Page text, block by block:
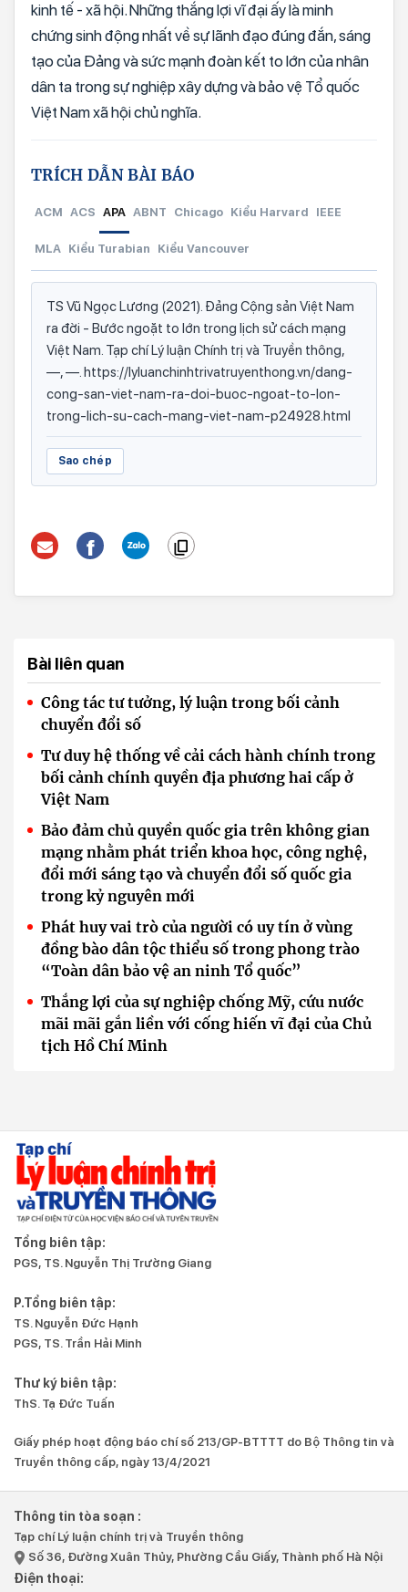
kinh tế - xã hội. Những thắng lợi vĩ đại ấy là minh
chứng sinh động nhất về sự lãnh đạo đúng đắn, sáng
tạo của Đảng và sức mạnh đoàn kết to lớn của nhân
dân ta trong sự nghiệp xây dựng và bảo vệ Tổ quốc
Việt Nam xã hội chủ nghĩa.
TRÍCH DẪN BÀI BÁO
ACM ACS APA ABNT Chicago Kiểu Harvard IEEE
MLA Kiểu Turabian Kiểu Vancouver
TS Vũ Ngọc Lương (2021). Đảng Cộng sản Việt Nam
ra đời - Bước ngoặt to lớn trong lịch sử cách mạng
Việt Nam. Tạp chí Lý luận Chính trị và Truyền thông,
—, —. https://lyluanchinhtrivatruyenthong.vn/dang-
cong-san-viet-nam-ra-doi-buoc-ngoat-to-lon-
trong-lich-su-cach-mang-viet-nam-p24928.html
Sao chép
Bài liên quan
Công tác tư tưởng, lý luận trong bối cảnh
chuyển đổi số
Tư duy hệ thống về cải cách hành chính trong
bối cảnh chính quyền địa phương hai cấp ở
Việt Nam
Bảo đảm chủ quyền quốc gia trên không gian
mạng nhằm phát triển khoa học, công nghệ,
đổi mới sáng tạo và chuyển đổi số quốc gia
trong kỷ nguyên mới
Phát huy vai trò của người có uy tín ở vùng
đồng bào dân tộc thiểu số trong phong trào
“Toàn dân bảo vệ an ninh Tổ quốc”
Thắng lợi của sự nghiệp chống Mỹ, cứu nước
mãi mãi gắn liền với cống hiến vĩ đại của Chủ
tịch Hồ Chí Minh
Tổng biên tập:
PGS, TS. Nguyễn Thị Trường Giang
P.Tổng biên tập:
TS. Nguyễn Đức Hạnh
PGS, TS. Trần Hải Minh
Thư ký biên tập:
ThS. Tạ Đức Tuấn
Giấy phép hoạt động báo chí số 213/GP-BTTTT do Bộ Thông tin và
Truyền thông cấp, ngày 13/4/2021
Thông tin tòa soạn :
Tạp chí Lý luận chính trị và Truyền thông
Số 36, Đường Xuân Thủy, Phường Cầu Giấy, Thành phố Hà Nội
Điện thoại: